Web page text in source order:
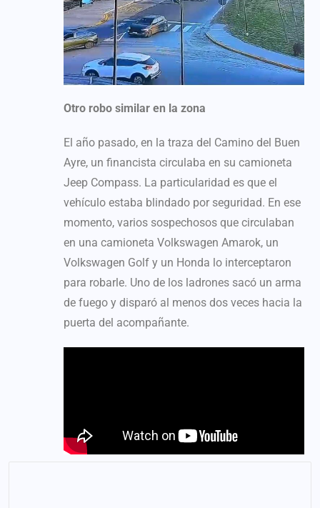
Otro robo similar en la zona
El año pasado, en la traza del Camino del Buen
Ayre, un financista circulaba en su camioneta
Jeep Compass. La particularidad es que el
vehículo estaba blindado por seguridad. En ese
momento, varios sospechosos que circulaban
en una camioneta Volkswagen Amarok, un
Volkswagen Golf y un Honda lo interceptaron
para robarle. Uno de los ladrones sacó un arma
de fuego y disparó al menos dos veces hacia la
puerta del acompañante.